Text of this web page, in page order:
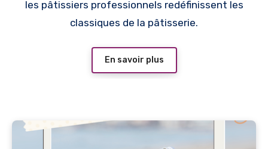
les pâtissiers professionnels redéfinissent les
classiques de la pâtisserie.
En savoir plus